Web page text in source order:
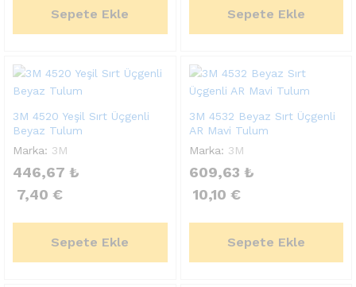
Sepete Ekle Sepete Ekle
3M 4520 Yeşil Sırt Üçgenli
Beyaz Tulum
Marka: 3M
446,67 ₺
7,40 €
Sepete Ekle
3M 4532 Beyaz Sırt Üçgenli
AR Mavi Tulum
Marka: 3M
609,63 ₺
10,10 €
Sepete Ekle